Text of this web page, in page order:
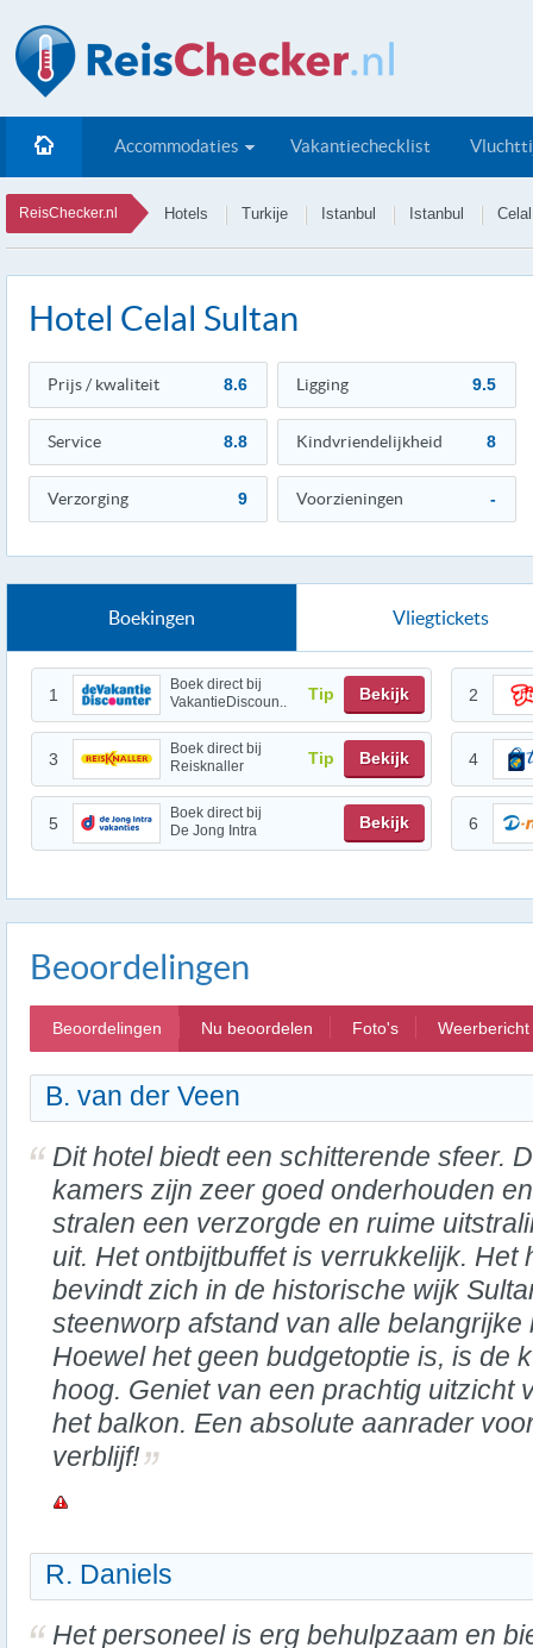
Accommodaties Vakantiechecklist
ReisChecker.nl Hotels Turkije Istanbul Istanbul
Hotel Celal Sultan
Prijs / kwaliteit 8.6 Ligging 9.5
Service 8.8 Kindvriendelijkheid 8
Verzorging 9 Voorzieningen -
Boekingen Vliegtickets
1
Boek direct bij
VakantieDiscoun..
Tip Bekijk 2
3
Boek direct bij
Reisknaller
Tip Bekijk 4
5
Boek direct bij
De Jong Intra
Bekijk 6
Beoordelingen
Beoordelingen Nu beoordelen Foto's Weerbericht
B. van der Veen
Dit hotel biedt een schitterende sfeer.
kamers zijn zeer goed onderhouden en
stralen een verzorgde en ruime
uit. Het ontbijtbuffet is verrukkelijk. Het
bevindt zich in de historische wijk
steenworp afstand van alle
Hoewel het geen budgetoptie is, is de
hoog. Geniet van een prachtig uitzicht
het balkon. Een absolute aanrader
verblijf!
R. Daniels
Het personeel is erg behulpzaam en